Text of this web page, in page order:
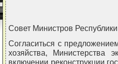
Совет Министров
Согласиться с
хозяйства, Министерства
включении реконструкции